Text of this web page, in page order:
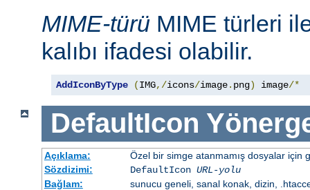
MIME-türü MIME türleri
kalıbı ifadesi olabilir.
AddIconByType (IMG,/icons/image. png) image/*
DefaultIcon
Açıklama:
Özel bir simge atanmamış dosyalar için
Sözdizimi:
DefaultIcon URL-yolu
Bağlam:
sunucu geneli, sanal konak, dizin,